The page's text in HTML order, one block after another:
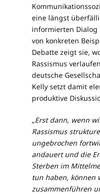
eine längst
informierten Dialog
von konkreten
Debatte zeigt sie,
Rassismus
deutsche
Kelly setzt damit
produktive
„Erst dann, wenn
Rassismus
ungebrochen
andauert und die
Sterben im
tun haben, können
zusammenführen